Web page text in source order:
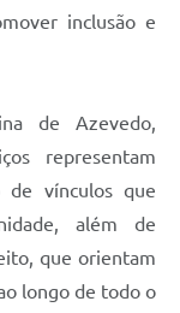
inclusão e
de Azevedo,
representam
de vínculos que
além de
que orientam
longo de todo o